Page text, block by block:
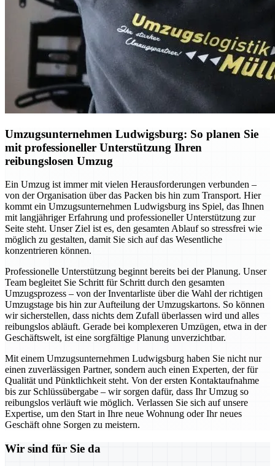
Umzugsunternehmen Ludwigsburg: So planen Sie
mit professioneller Unterstützung Ihren
reibungslosen Umzug
Ein Umzug ist immer mit vielen Herausforderungen verbunden –
von der Organisation über das Packen bis hin zum Transport. Hier
kommt ein Umzugsunternehmen Ludwigsburg ins Spiel, das Ihnen
mit langjähriger Erfahrung und professioneller Unterstützung zur
Seite steht. Unser Ziel ist es, den gesamten Ablauf so stressfrei wie
möglich zu gestalten, damit Sie sich auf das Wesentliche
konzentrieren können.
Professionelle Unterstützung beginnt bereits bei der Planung. Unser
Team begleitet Sie Schritt für Schritt durch den gesamten
Umzugsprozess – von der Inventarliste über die Wahl der richtigen
Umzugstage bis hin zur Aufteilung der Umzugskartons. So können
wir sicherstellen, dass nichts dem Zufall überlassen wird und alles
reibungslos abläuft. Gerade bei komplexeren Umzügen, etwa in der
Geschäftswelt, ist eine sorgfältige Planung unverzichtbar.
Mit einem Umzugsunternehmen Ludwigsburg haben Sie nicht nur
einen zuverlässigen Partner, sondern auch einen Experten, der für
Qualität und Pünktlichkeit steht. Von der ersten Kontaktaufnahme
bis zur Schlüssübergabe – wir sorgen dafür, dass Ihr Umzug so
reibungslos verläuft wie möglich. Verlassen Sie sich auf unsere
Expertise, um den Start in Ihre neue Wohnung oder Ihr neues
Geschäft ohne Sorgen zu meistern.
Wir sind für Sie da